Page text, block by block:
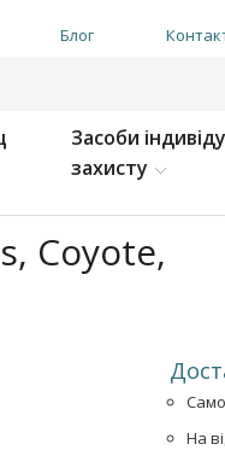
Блог
Засоби
захисту
Coyote,
На